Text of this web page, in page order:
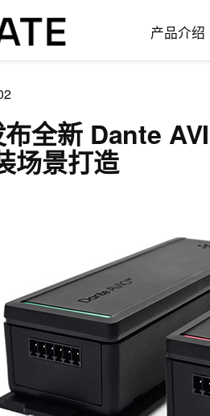
产品介绍
全新 Dante
场景打造